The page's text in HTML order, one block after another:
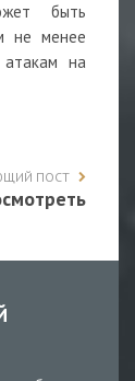
быть
не менее
на
ПОСТ